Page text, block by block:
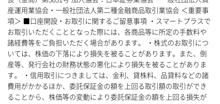
産運用業協会・一般社団法人第二種金融商品取引業協会 ＜重要事
項＞ ■口座開設・お取引に関するご留意事項 ・スマートプラスで
お取引いただくこととなった際には、各商品等に所定の手数料や
諸経費等をご負担いただく場合があります。 ・株式のお取引につ
いては、株価の下落により損失を被ることがあります。また、倒
産等、発行会社の財務状態の悪化により損失を被ることがありま
す。 ・信用取引につきましては、金利、貸株料、品貸料などの諸
費用がかかるほか、委託保証金の額を上回る取引額の取引ができ
ることから、株価等の変動により委託保証金の額を上回る損失が